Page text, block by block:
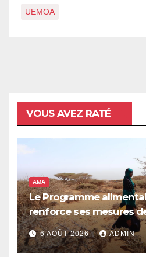
UEMOA
VOUS AVEZ RATÉ
AMA
Le Programme
renforce ses mesures
de réponse face à la
qui pourrait plonger des
6 AOÛT 2026 ADMIN